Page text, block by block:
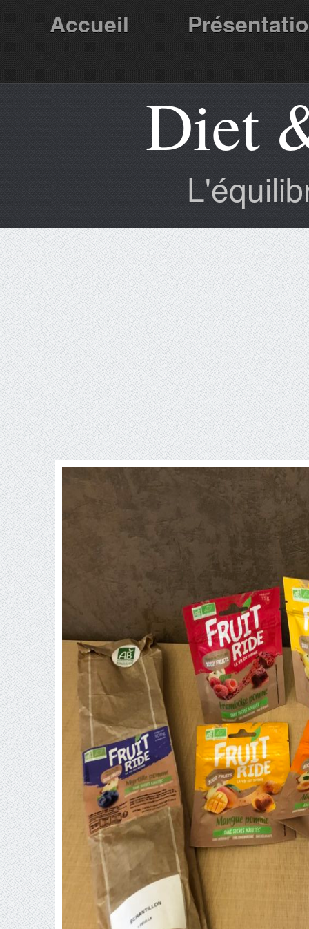
Accueil
Partenaires Diet